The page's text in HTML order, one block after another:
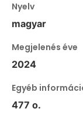
Nyelv
magyar
Megjelenés éve
2024
Egyéb
477 o.